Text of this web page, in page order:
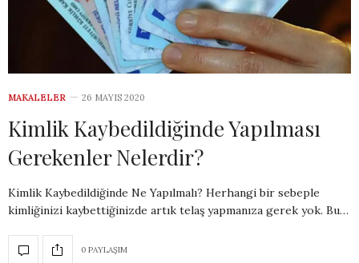
MAKALELER 26 MAYIS 2020
Kimlik Kaybedildiğinde Yapılması
Gerekenler Nelerdir?
Kimlik Kaybedildiğinde Ne Yapılmalı? Herhangi bir sebeple
kimliğinizi kaybettiğinizde artık telaş yapmanıza gerek yok. Bu…
0 PAYLAŞIM